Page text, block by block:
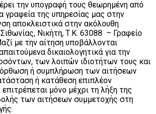
την υπογραφή τους θεωρημένη από
γραφεία της υπηρεσίας μας στην
αποκλειστικά στην ακόλουθη
Νικήτη, Τ.Κ. 63088 – Γραφείο
με την αίτηση υποβάλλονται
δικαιολογητικά για την
των λοιπών ιδιοτήτων τους και
ή συμπλήρωση των αιτήσεων
ή κατάθεση επιπλέον
μόνο μέχρι τη λήξη της
των αιτήσεων συμμετοχής στη